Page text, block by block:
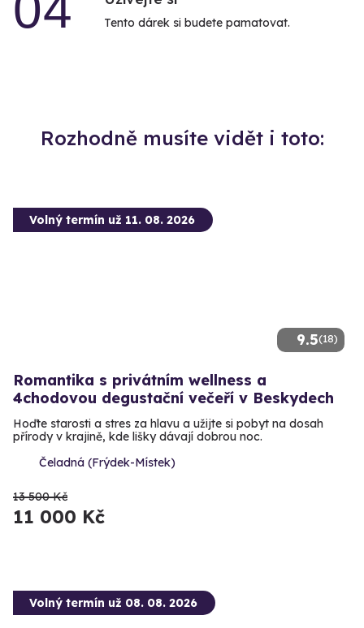
Tento dárek si budete pamatovat.
Rozhodně musíte vidět i toto:
9.5(18)
Volný termín už 11. 08. 2026
Romantika s privátním wellness a
4chodovou degustační večeří v Beskydech
Hoďte starosti a stres za hlavu a užijte si pobyt na dosah
přírody v krajině, kde lišky dávají dobrou noc.
Čeladná (Frýdek-Místek)
13 500 Kč
11 000 Kč
Volný termín už 08. 08. 2026